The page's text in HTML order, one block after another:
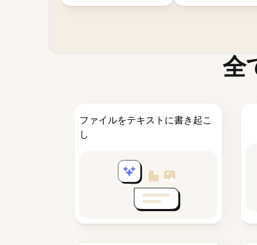
全
ファイルをテキストに書き起こ
し